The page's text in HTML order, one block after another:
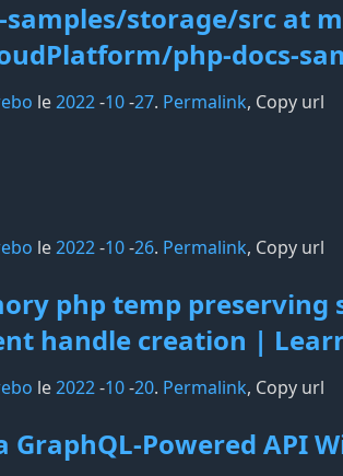
samples/storage/src at
php-docs-
le2022-10-27. Permalink, Copy url
le2022-10-26. Permalink, Copy url
php temp preserving
handle creation |
le2022-10-20. Permalink, Copy url
GraphQL-Powered API